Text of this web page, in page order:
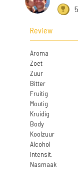
Review
Aroma
Zoet
Zuur
Bitter
Fruitig
Moutig
Kruidig
Body
Koolzuur
Alcohol
Intensit.
Nasmaak